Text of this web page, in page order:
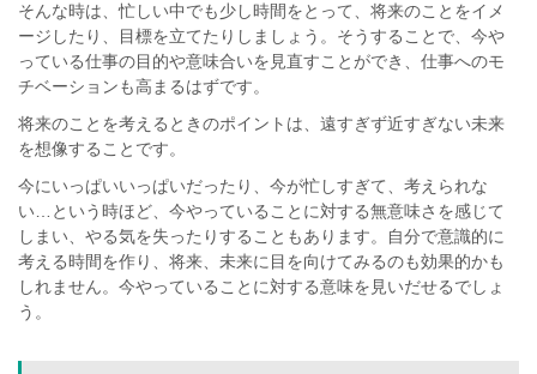
そんな時は、忙しい中でも少し時間をとって、将来のことをイメ
ージしたり、目標を立てたりしましょう。そうすることで、今や
っている仕事の目的や意味合いを見直すことができ、仕事へのモ
チベーションも高まるはずです。
将来のことを考えるときのポイントは、遠すぎず近すぎない未来
を想像することです。
今にいっぱいいっぱいだったり、今が忙しすぎて、考えられな
い…という時ほど、今やっていることに対する無意味さを感じて
しまい、やる気を失ったりすることもあります。自分で意識的に
考える時間を作り、将来、未来に目を向けてみるのも効果的かも
しれません。今やっていることに対する意味を見いだせるでしょ
う。